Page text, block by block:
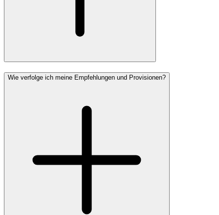
Wie verfolge ich meine Empfehlungen und Provisionen?